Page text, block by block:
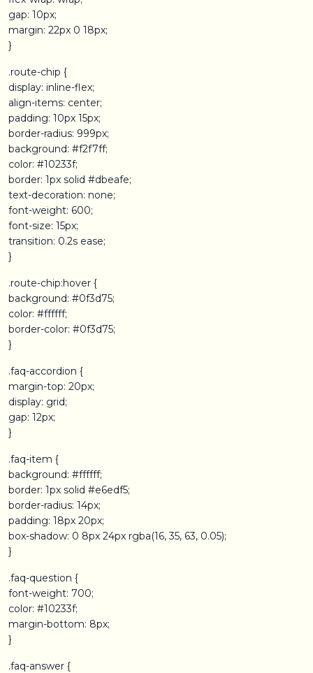
gap: 10px;
margin: 22px 0 18px;
}
.route-chip {
display: inline-flex;
align-items: center;
padding: 10px 15px;
border-radius: 999px;
background: #f2f7ff;
color: #10233f;
border: 1px solid #dbeafe;
text-decoration: none;
font-weight: 600;
font-size: 15px;
transition: 0.2s ease;
}
.route-chip:hover {
background: #0f3d75;
color: #ffffff;
border-color: #0f3d75;
}
.faq-accordion {
margin-top: 20px;
display: grid;
gap: 12px;
}
.faq-item {
background: #ffffff;
border: 1px solid #e6edf5;
border-radius: 14px;
padding: 18px 20px;
box-shadow: 0 8px 24px rgba(16, 35, 63, 0.05);
}
.faq-question {
font-weight: 700;
color: #10233f;
margin-bottom: 8px;
}
.faq-answer {